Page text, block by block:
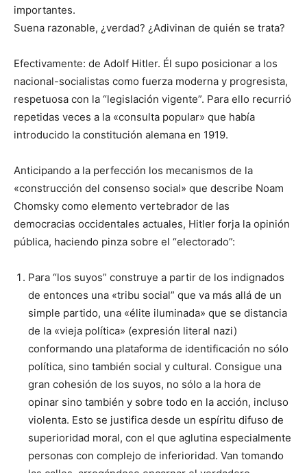
importantes.
Suena razonable, ¿verdad? ¿Adivinan de quién se trata?
Efectivamente: de Adolf Hitler. Él supo posicionar a los
nacional-socialistas como fuerza moderna y progresista,
respetuosa con la “legislación vigente”. Para ello recurrió
repetidas veces a la «consulta popular» que había
introducido la constitución alemana en 1919.
Anticipando a la perfección los mecanismos de la
«construcción del consenso social» que describe Noam
Chomsky como elemento vertebrador de las
democracias occidentales actuales, Hitler forja la opinión
pública, haciendo pinza sobre el “electorado”:
Para “los suyos” construye a partir de los indignados
de entonces una «tribu social” que va más allá de un
simple partido, una «élite iluminada» que se distancia
de la «vieja política» (expresión literal nazi)
conformando una plataforma de identificación no sólo
política, sino también social y cultural. Consigue una
gran cohesión de los suyos, no sólo a la hora de
opinar sino también y sobre todo en la acción, incluso
violenta. Esto se justifica desde un espíritu difuso de
superioridad moral, con el que aglutina especialmente
personas con complejo de inferioridad. Van tomando